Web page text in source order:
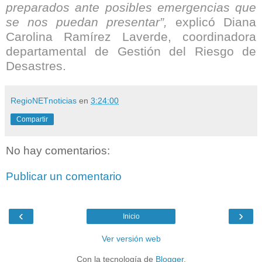
preparados ante posibles emergencias que
se nos puedan presentar”, explicó Diana
Carolina Ramírez Laverde, coordinadora
departamental de Gestión del Riesgo de
Desastres.
RegioNETnoticias en 3:24:00
Compartir
No hay comentarios:
Publicar un comentario
‹ ›
Inicio
Ver versión web
Con la tecnología de Blogger.